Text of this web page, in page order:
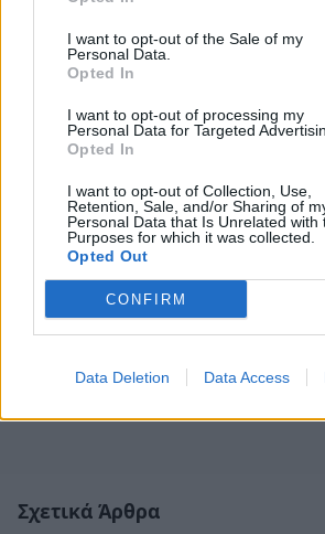
I want to opt-out of the Sale of my
Personal Data.
Opted In
I want to opt-out of processing my
Personal Data for Targeted
Opted In
I want to opt-out of Collection, Use,
Retention, Sale, and/or Sharing of
Personal Data that Is Unrelated with
Purposes for which it was collected.
Opted Out
CONFIRM
Data Deletion Data Access
Σχετικά Άρθρα